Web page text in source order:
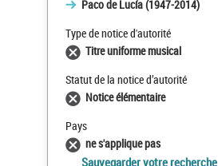
Paco de Lucía (1947-2014)
Type de notice d'autorité
Titre uniforme musical
Statut de la notice d’autorité
Notice élémentaire
Pays
ne s'applique pas
Sauvegarder votre recherche